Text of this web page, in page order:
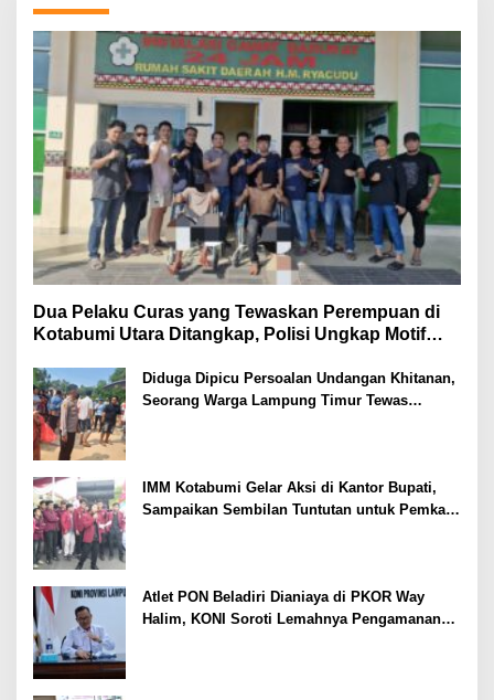
Dua Pelaku Curas yang Tewaskan Perempuan di
Kotabumi Utara Ditangkap, Polisi Ungkap Motif
Diduga Dipicu Persoalan Undangan Khitanan,
Seorang Warga Lampung Timur Tewas
IMM Kotabumi Gelar Aksi di Kantor Bupati,
Sampaikan Sembilan Tuntutan untuk Pemkab
Atlet PON Beladiri Dianiaya di PKOR Way
Halim, KONI Soroti Lemahnya Pengamanan